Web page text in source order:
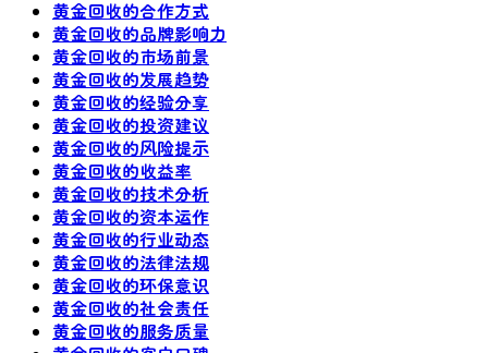
黄金回收的合作方式
黄金回收的品牌影响力
黄金回收的市场前景
黄金回收的发展趋势
黄金回收的经验分享
黄金回收的投资建议
黄金回收的风险提示
黄金回收的收益率
黄金回收的技术分析
黄金回收的资本运作
黄金回收的行业动态
黄金回收的法律法规
黄金回收的环保意识
黄金回收的社会责任
黄金回收的服务质量